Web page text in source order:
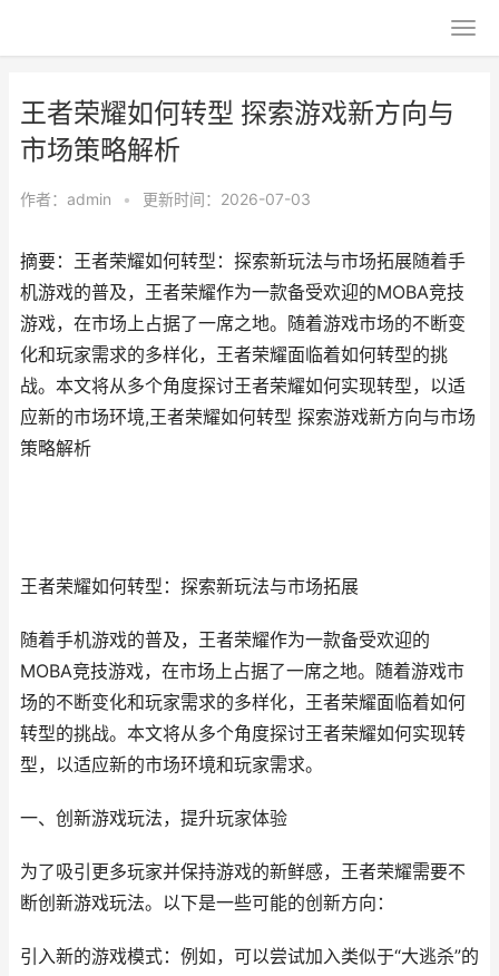
王者荣耀如何转型 探索游戏新方向与
市场策略解析
作者： admin • 更新时间：2026-07-03
摘要：王者荣耀如何转型：探索新玩法与市场拓展随着手
机游戏的普及，王者荣耀作为一款备受欢迎的MOBA竞技
游戏，在市场上占据了一席之地。随着游戏市场的不断变
化和玩家需求的多样化，王者荣耀面临着如何转型的挑
战。本文将从多个角度探讨王者荣耀如何实现转型，以适
应新的市场环境,王者荣耀如何转型 探索游戏新方向与市场
策略解析
王者荣耀如何转型：探索新玩法与市场拓展
随着手机游戏的普及，王者荣耀作为一款备受欢迎的
MOBA竞技游戏，在市场上占据了一席之地。随着游戏市
场的不断变化和玩家需求的多样化，王者荣耀面临着如何
转型的挑战。本文将从多个角度探讨王者荣耀如何实现转
型，以适应新的市场环境和玩家需求。
一、创新游戏玩法，提升玩家体验
为了吸引更多玩家并保持游戏的新鲜感，王者荣耀需要不
断创新游戏玩法。以下是一些可能的创新方向：
引入新的游戏模式：例如，可以尝试加入类似于“大逃杀”的